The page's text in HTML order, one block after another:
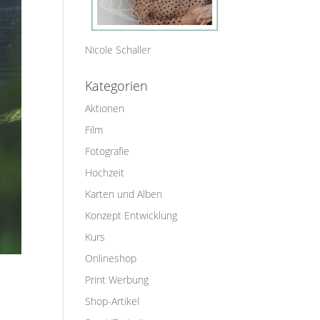
Nicole Schaller
Kategorien
Aktionen
Film
Fotografie
Hochzeit
Karten und Alben
Konzept Entwicklung
Kurs
Onlineshop
Print Werbung
Shop-Artikel